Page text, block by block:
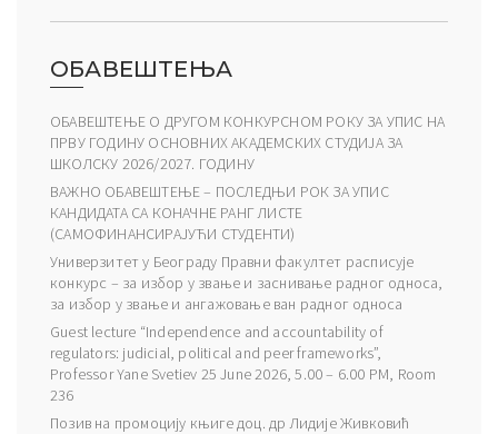
ОБАВЕШТЕЊА
ОБАВЕШТЕЊЕ О ДРУГОМ КОНКУРСНОМ РОКУ ЗА УПИС НА
ПРВУ ГОДИНУ ОСНОВНИХ АКАДЕМСКИХ СТУДИЈА ЗА
ШКОЛСКУ 2026/2027. ГОДИНУ
ВАЖНО ОБАВЕШТЕЊЕ – ПОСЛЕДЊИ РОК ЗА УПИС
КАНДИДАТА СА КОНАЧНЕ РАНГ ЛИСТЕ
(САМОФИНАНСИРАЈУЋИ СТУДЕНТИ)
Универзитет у Београду Правни факултет расписује
конкурс – за избор у звање и заснивање радног односа,
за избор у звање и ангажовање ван радног односа
Guest lecture “Independence and accountability of
regulators: judicial, political and peer frameworks”,
Professor Yane Svetiev 25 June 2026, 5.00 – 6.00 PM, Room
236
Позив на промоцију књиге доц. др Лидије Живковић